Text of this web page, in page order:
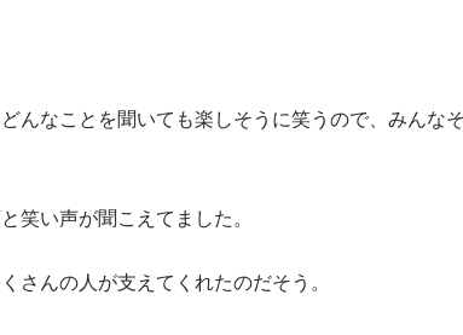
んなことを聞いても楽しそうに笑うので、みんな
笑い声が聞こえてました。
さんの人が支えてくれたのだそう。